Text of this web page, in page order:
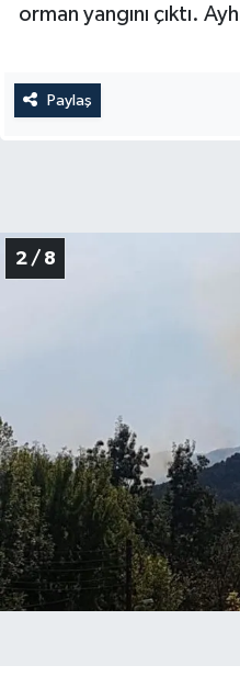
orman yangını çıktı.
Paylaş
2 / 8